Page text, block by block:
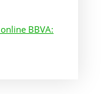
BBVA: